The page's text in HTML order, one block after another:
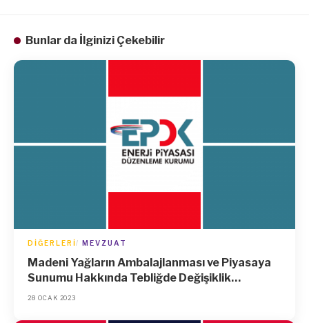
Bunlar da İlginizi Çekebilir
DIĞERLERI MEVZUAT
Madeni Yağların Ambalajlanması ve Piyasaya
Sunumu Hakkında Tebliğde Değişiklik
Yapılmasına Dair Tebliğ
28 OCAK 2023